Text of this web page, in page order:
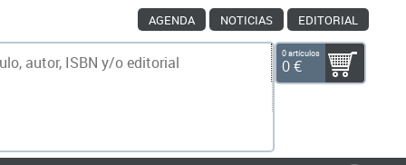
AGENDA NOTICIAS EDITORIAL
0 artículos
0 €